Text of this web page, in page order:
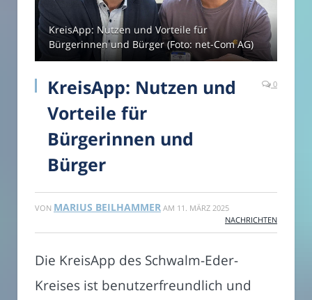
KreisApp: Nutzen und Vorteile für
Bürgerinnen und Bürger (Foto: net-Com AG)
KreisApp: Nutzen und
Vorteile für
Bürgerinnen und
Bürger
0
VON MARIUS BEILHAMMER AM 11. MÄRZ 2025
NACHRICHTEN
Die KreisApp des Schwalm-Eder-
Kreises ist benutzerfreundlich und